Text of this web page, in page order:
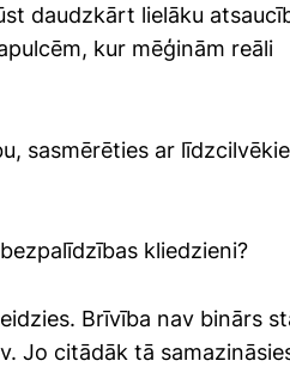
daudzkārt lielāku
kur mēģinām reāli
sasmērēties ar
kliedzieni?
Brīvība nav binārs
Jo citādāk tā